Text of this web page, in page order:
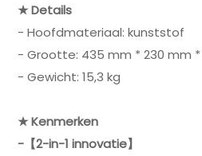
★ Details
- Hoofdmateriaal: kunststof
- Grootte: 435 mm * 230 mm *
- Gewicht: 15,3 kg
★ Kenmerken
-【2-in-1 innovatie】